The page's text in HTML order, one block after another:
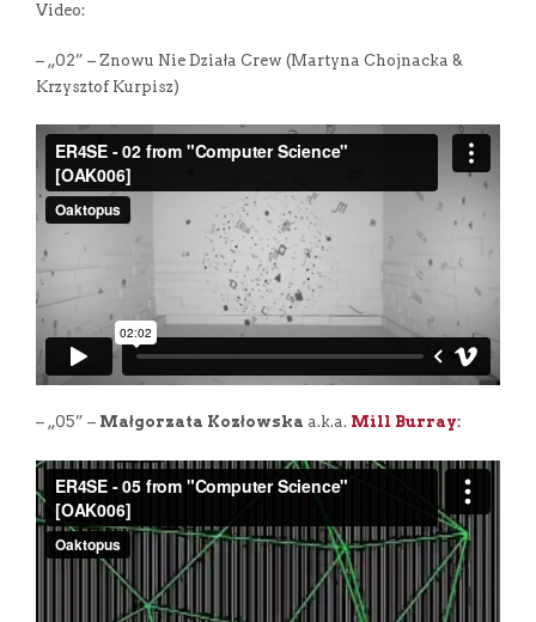
Video:
– „02” – Znowu Nie Działa Crew (Martyna Chojnacka &
Krzysztof Kurpisz)
– „05” – Małgorzata Kozłowska a.k.a. Mill Burray: